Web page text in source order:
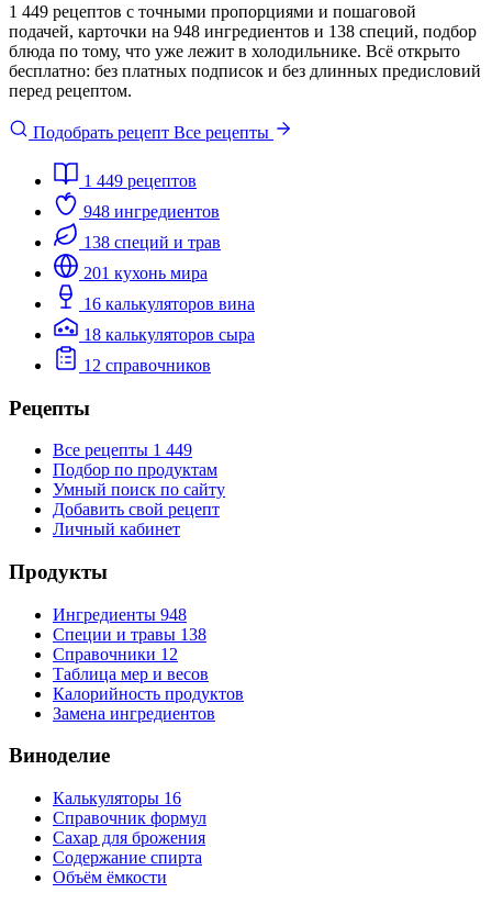
1 449 рецептов с точными пропорциями и пошаговой
подачей, карточки на 948 ингредиентов и 138 специй, подбор
блюда по тому, что уже лежит в холодильнике. Всё открыто
бесплатно: без платных подписок и без длинных предисловий
перед рецептом.
Подобрать рецепт Все рецепты
1 449 рецептов
948 ингредиентов
138 специй и трав
201 кухонь мира
16 калькуляторов вина
18 калькуляторов сыра
12 справочников
Рецепты
Все рецепты 1 449
Подбор по продуктам
Умный поиск по сайту
Добавить свой рецепт
Личный кабинет
Продукты
Ингредиенты 948
Специи и травы 138
Справочники 12
Таблица мер и весов
Калорийность продуктов
Замена ингредиентов
Виноделие
Калькуляторы 16
Справочник формул
Сахар для брожения
Содержание спирта
Объём ёмкости